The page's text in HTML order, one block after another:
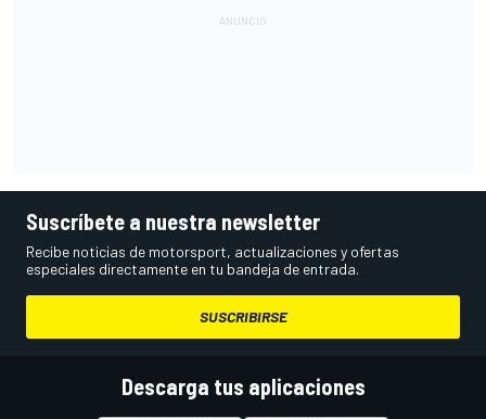
Suscríbete a nuestra newsletter
Recibe noticias de motorsport, actualizaciones y ofertas
especiales directamente en tu bandeja de entrada.
SUSCRIBIRSE
Descarga tus aplicaciones